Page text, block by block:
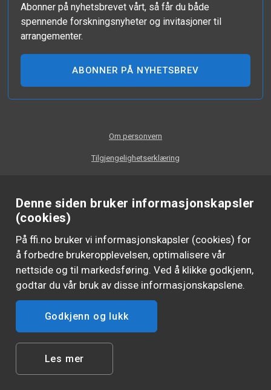
Denne siden bruker informasjonskapsler
(cookies)
På ffi.no bruker vi informasjonskapsler (cookies) for
å forbedre brukeropplevelsen, optimalisere vår
nettside og til markedsføring. Ved å klikke godkjenn,
godtar du vår bruk av disse informasjonskapslene.
Godkjenn og lukk
Les mer
Abonner på nyhetsbrevet vårt, så får du både
spennende forskningsnyheter og invitasjoner til
arrangementer.
ABONNER PÅ NYHETSBREV
Om personvern
Tilgjengelighetserklæring
FØLG OSS